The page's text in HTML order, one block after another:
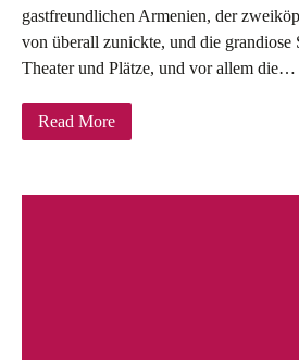
gastfreundlichen Armenien, der
von überall zunickte, und die grandiose
Theater und Plätze, und vor allem die…
Read More